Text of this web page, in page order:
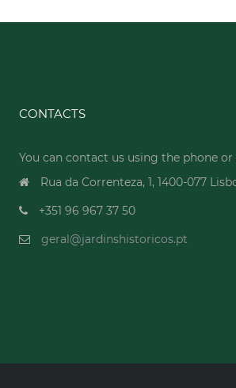
CONTACTS
You can contact us using the phone or
Rua da Correnteza, 1, 1400-077
+351 96 967 37 50
geral@jardinshistoricos.pt